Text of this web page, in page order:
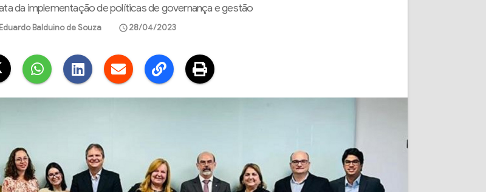
da implementação de políticas de governança e gestão
Balduino de Souza schedule28/04/2023